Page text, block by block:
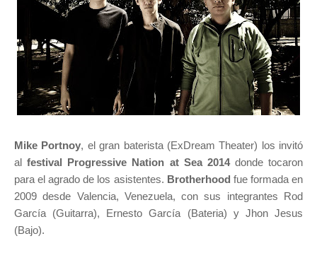
Mike Portnoy, el gran baterista (ExDream Theater) los invitó
alfestival Progressive Nation at Sea 2014donde tocaron
para el agrado de los asistentes. Brotherhood fue formada en
2009 desde Valencia, Venezuela, con sus integrantes Rod
García (Guitarra), Ernesto García (Bateria) y Jhon Jesus
(Bajo).